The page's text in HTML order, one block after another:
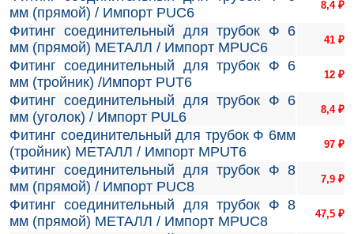
мм (прямой) / Импорт PUC6
8,4 ₽
Фитинг соединительный для трубок Ф 6
мм (прямой) МЕТАЛЛ / Импорт MPUC6
41 ₽
Фитинг соединительный для трубок Ф 6
мм (тройник) /Импорт PUT6
12 ₽
Фитинг соединительный для трубок Ф 6
мм (уголок) / Импорт PUL6
8,4 ₽
Фитинг соединительный для трубок Ф 6мм
(тройник) МЕТАЛЛ / Импорт MPUT6
97 ₽
Фитинг соединительный для трубок Ф 8
мм (прямой) / Импорт PUC8
7,9 ₽
Фитинг соединительный для трубок Ф 8
мм (прямой) МЕТАЛЛ / Импорт MPUC8
47,5 ₽